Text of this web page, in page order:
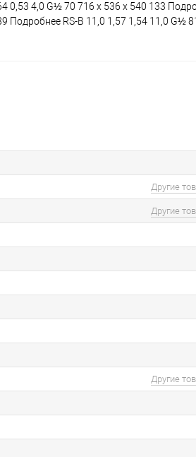
0,53 4,0 G½ 70 716 x 536 x 540 133
Подробнее RS-B 11,0 1,57 1,54 11,0 G½
Другие
Другие
Другие